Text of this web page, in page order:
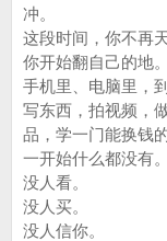
冲。
这段时间，你不再
你开始翻自己的地。
手机里、电脑里，
写东西，拍视频，
品，学一门能换钱
一开始什么都没有。
没人看。
没人买。
没人信你。